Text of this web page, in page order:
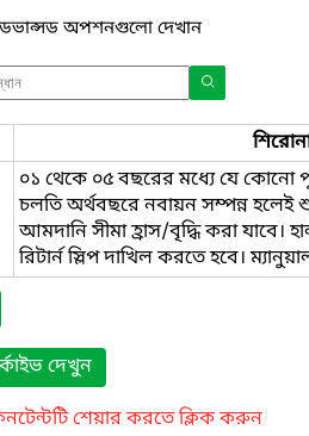
অপশনগুলো দেখান
০১ থেকে ০৫ বছরের মধ্যে যে কোনো
চলতি অর্থবছরে নবায়ন সম্পন্ন হলেই
আমদানি সীমা হ্রাস/বৃদ্ধি করা
রিটার্ন স্লিপ দাখিল করতে হবে।
দেখুন
শেয়ার করতে ক্লিক করুন